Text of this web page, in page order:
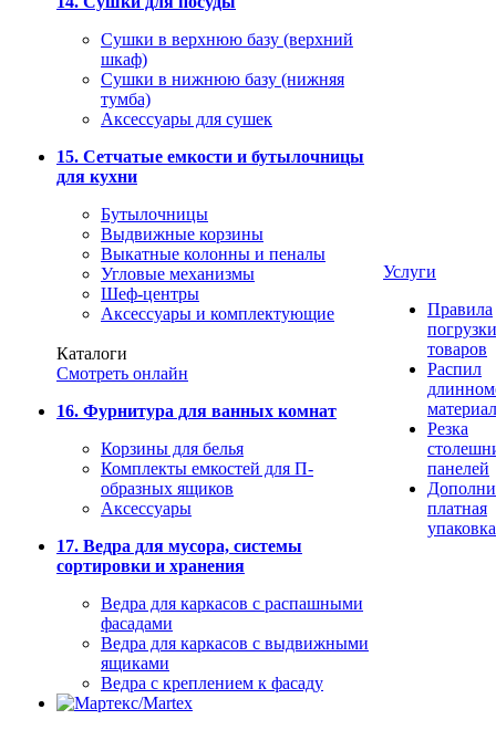
Сушки в верхнюю базу (верхний
шкаф)
Сушки в нижнюю базу (нижняя
тумба)
Аксессуары для сушек
15. Сетчатые емкости и бутылочницы
для кухни
Бутылочницы
Выдвижные корзины
Выкатные колонны и пеналы
Угловые механизмы
Шеф-центры
Аксессуары и комплектующие
Каталоги
Смотреть онлайн
16. Фурнитура для ванных комнат
Корзины для белья
Комплекты емкостей для П-
образных ящиков
Аксессуары
17. Ведра для мусора, системы
сортировки и хранения
Ведра для каркасов с распашными
фасадами
Ведра для каркасов с выдвижными
ящиками
Ведра с креплением к фасаду
Услуги
Правила
погрузки
товаров
Распил
Резка
панелей
платная
упаковка